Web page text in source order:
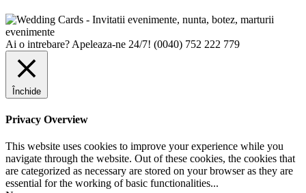
Ai o intrebare? Apeleaza-ne 24/7! (0040) 752 222 779
Închide
Privacy Overview
This website uses cookies to improve your experience while you
navigate through the website. Out of these cookies, the cookies that
are categorized as necessary are stored on your browser as they are
essential for the working of basic functionalities...